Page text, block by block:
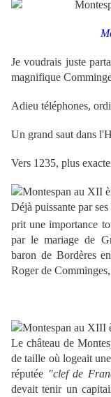
Je voudrais juste
magnifique
Adieu téléphones,
Un grand saut dans
Vers 1235, plus
Déjà puissante par
prit une importance
par le mariage de
baron de Bordères
Roger de
Le château de
de taille où logeait
réputée "clef de
devait tenir un